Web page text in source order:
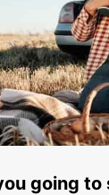
going